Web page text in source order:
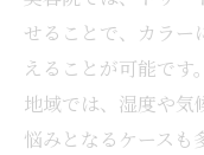
せることで、カラー
えることが可能です
地域では、湿度や気
悩みとなるケースも